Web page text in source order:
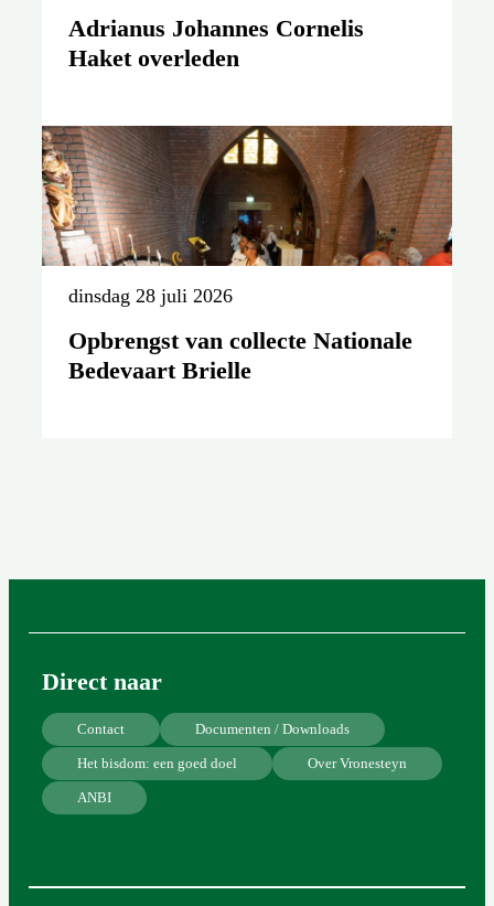
Adrianus Johannes Cornelis
Haket overleden
dinsdag 28 juli 2026
Opbrengst van collecte Nationale
Bedevaart Brielle
Direct naar
Contact Documenten / Downloads
Het bisdom: een goed doel Over Vronesteyn
ANBI